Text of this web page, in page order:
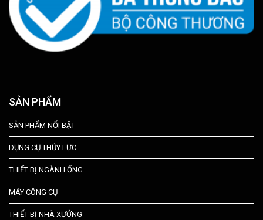
SẢN PHẨM
SẢN PHẨM NỔI BẬT
DỤNG CỤ THỦY LỰC
THIẾT BỊ NGÀNH ỐNG
MÁY CÔNG CỤ
THIẾT BỊ NHÀ XƯỞNG